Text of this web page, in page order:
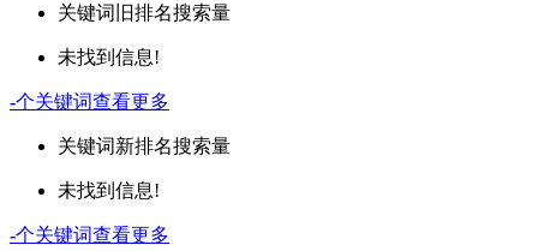
关键词 旧排名搜索量
未找到信息!
-个关键词查看更多
关键词新排名搜索量
未找到信息!
-个关键词查看更多